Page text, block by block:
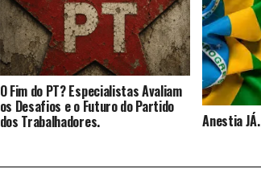
O Fim do PT? Especialistas Avaliam
os Desafios e o Futuro do Partido
dos Trabalhadores. Anestia JÁ.